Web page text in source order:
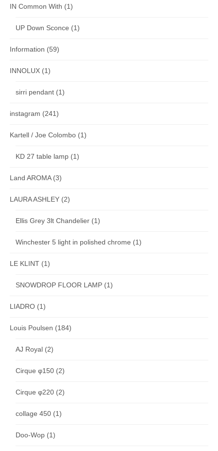
IN Common With (1)
UP Down Sconce (1)
Information (59)
INNOLUX (1)
sirri pendant (1)
instagram (241)
Kartell / Joe Colombo (1)
KD 27 table lamp (1)
Land AROMA(3)
LAURA ASHLEY (2)
Ellis Grey 3lt Chandelier (1)
Winchester 5 light in polished chrome (1)
LE KLINT (1)
SNOWDROP FLOOR LAMP (1)
LIADRO (1)
Louis Poulsen (184)
AJ Royal (2)
Cirque φ150 (2)
Cirque φ220 (2)
collage 450 (1)
Doo-Wop (1)